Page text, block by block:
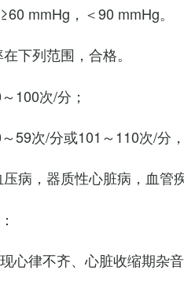
mmHg，＜90 mmHg。
下列范围，合格。
100次/分；
～59次/分或101～110次/分
病，器质性心脏病，血管
现心律不齐、心脏收缩期杂